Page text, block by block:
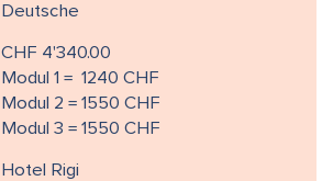
Deutsche
CHF 4'340.00
Modul 1 = 1240 CHF
Modul 2 = 1550 CHF
Modul 3 = 1550 CHF
Hotel Rigi